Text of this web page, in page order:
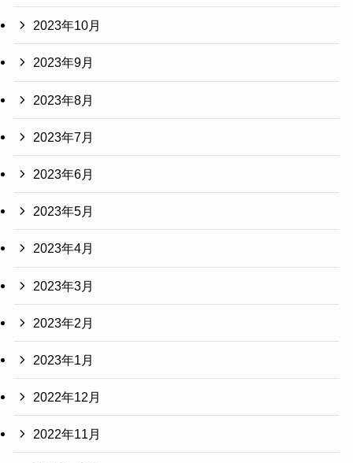
2023年10月
2023年9月
2023年8月
2023年7月
2023年6月
2023年5月
2023年4月
2023年3月
2023年2月
2023年1月
2022年12月
2022年11月